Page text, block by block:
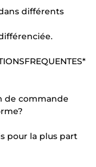
différents
de commande
pour la plus part